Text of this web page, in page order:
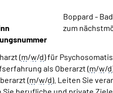
Boppard -
zum
(m/w/d) für
als Oberarzt (m/w/d
(m/w/d). Leiten Sie